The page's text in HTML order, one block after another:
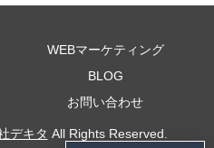
WEBマーケティング
BLOG
お問い合わせ
デキタ All Rights Reserved.